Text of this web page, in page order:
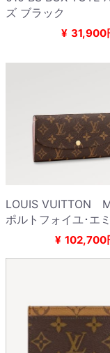
ズ ブラック
¥ 31,900
LOUIS VUITTON
ポルトフォイユ･エ
¥ 102,700